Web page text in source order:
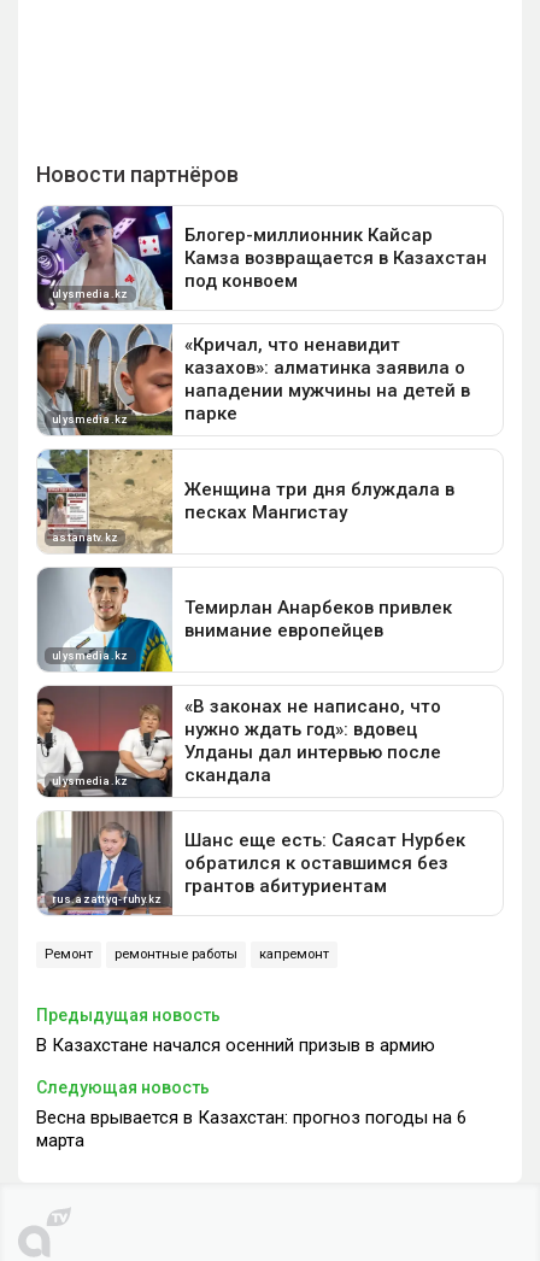
Ремонт ремонтные работы капремонт
Предыдущая новость
В Казахстане начался осенний призыв в армию
Следующая новость
Весна врывается в Казахстан: прогноз погоды на 6
марта